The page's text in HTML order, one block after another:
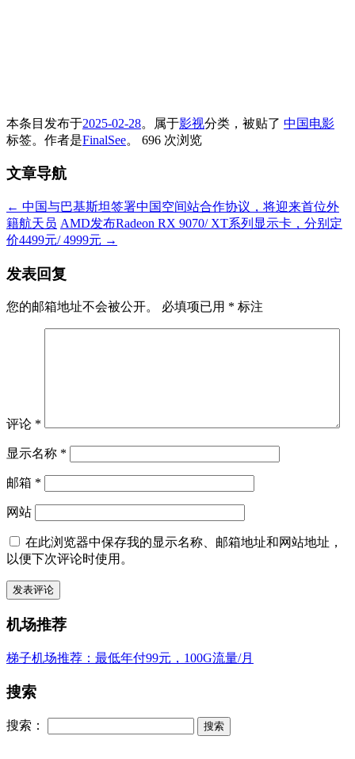
本条目发布于2025-02-28。属于影视分类，被贴了 中国电影
标签。 作者是FinalSee。 696 次浏览
文章导航
← 中国与巴基斯坦签署中国空间站合作协议，将迎来首位外
籍航天员 AMD发布Radeon RX 9070/ XT系列显示卡，分别定
价4499元/ 4999元 →
发表回复
您的邮箱地址不会被公开。 必填项已用 * 标注
评论 *
显示名称 *
邮箱 *
网站
在此浏览器中保存我的显示名称、邮箱地址和网站地址，
以便下次评论时使用。
机场推荐
梯子机场推荐：最低年付99元，100G流量/月
搜索
搜索：